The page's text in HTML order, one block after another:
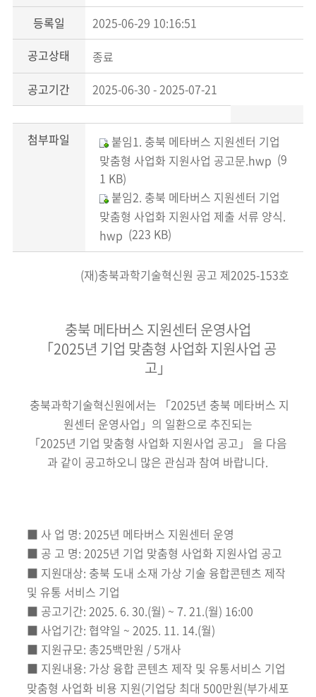
등록일
2025-06-29 10:16:51
공고상태
종료
공고기간
2025-06-30 - 2025-07-21
첨부파일
붙임1. 충북 메타버스 지원센터 기업
맞춤형 사업화 지원사업 공고문.hwp (9
1 KB)
붙임2. 충북 메타버스 지원센터 기업
맞춤형 사업화 지원사업 제출 서류 양식.
hwp (223 KB)
(재)충북과학기술혁신원 공고 제2025-153호
충북 메타버스 지원센터 운영사업
「2025년 기업 맞춤형 사업화 지원사업 공
고」
충북과학기술혁신원에서는 「2025년 충북 메타버스 지
원센터 운영사업」의 일환으로 추진되는
「2025년 기업 맞춤형 사업화 지원사업 공고」 을 다음
과 같이 공고하오니 많은 관심과 참여 바랍니다.
■ 사 업 명: 2025년 메타버스 지원센터 운영
■ 공 고 명: 2025년 기업 맞춤형 사업화 지원사업 공고
■ 지원대상: 충북 도내 소재 가상 기술 융합콘텐츠 제작
및 유통 서비스 기업
■ 공고기간: 2025. 6. 30.(월) ~ 7. 21.(월) 16:00
■ 사업기간: 협약일 ~ 2025. 11. 14.(월)
■ 지원규모: 총25백만원 / 5개사
■ 지원내용: 가상 융합 콘텐츠 제작 및 유통서비스 기업
맞춤형 사업화 비용 지원(기업당 최대 500만원(부가세포